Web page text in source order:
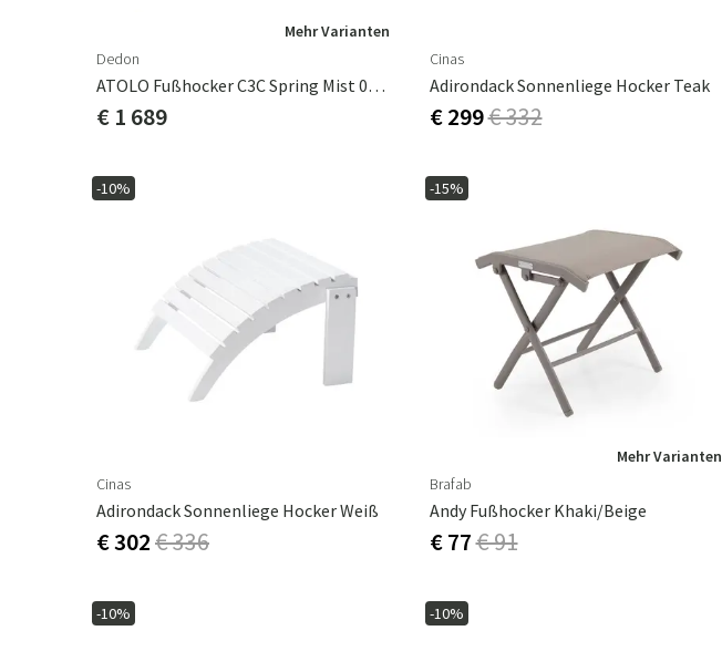
Mehr Varianten
Dedon
ATOLO Fußhocker C3C Spring Mist 0221
€ 1 689
Cinas
Adirondack Sonnenliege Hocker Teak
€ 299€ 332
-10%
Cinas
Adirondack Sonnenliege Hocker Weiß
€ 302€ 336
-15%
Mehr Varianten
Brafab
Andy Fußhocker Khaki/beige
€ 77€ 91
-10% -10%